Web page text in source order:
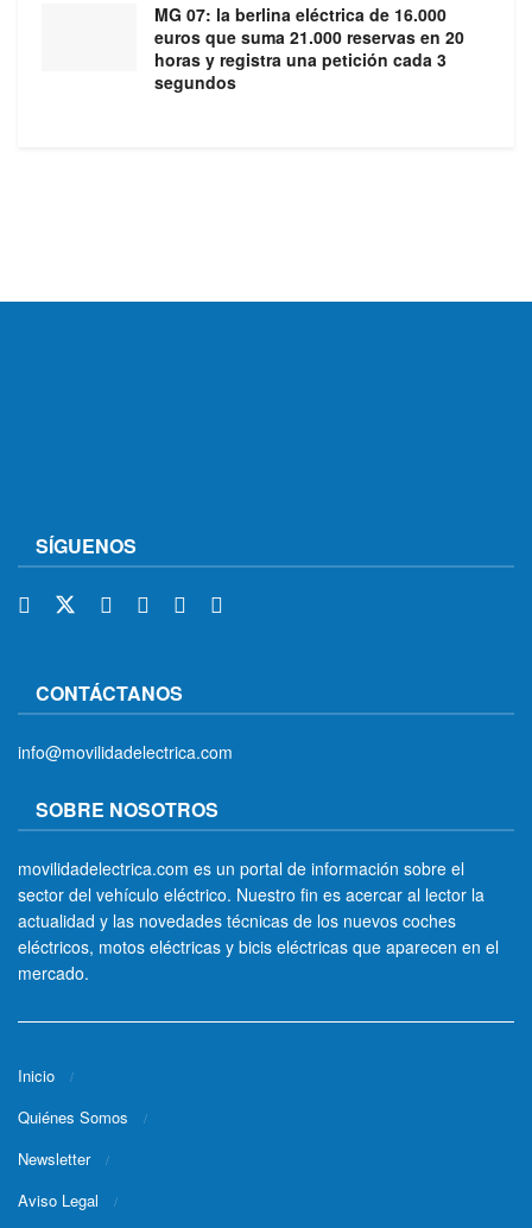
MG 07: la berlina eléctrica de 16.000
euros que suma 21.000 reservas en 20
horas y registra una petición cada 3
segundos
SÍGUENOS
CONTÁCTANOS
info@movilidadelectrica.com
SOBRE NOSOTROS
movilidadelectrica.com es un portal de información sobre el
sector del vehículo eléctrico. Nuestro fin es acercar al lector la
actualidad y las novedades técnicas de los nuevos coches
eléctricos, motos eléctricas y bicis eléctricas que aparecen en el
mercado.
Inicio
Quiénes Somos
Newsletter
Aviso Legal